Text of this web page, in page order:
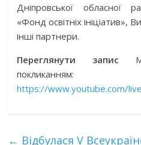
Дніпровської обласної
«Фонд освітніх ініціатив»,
інші партнери.
Переглянути запис
покликанням:
https://www.youtube.com/
← Відбулася V